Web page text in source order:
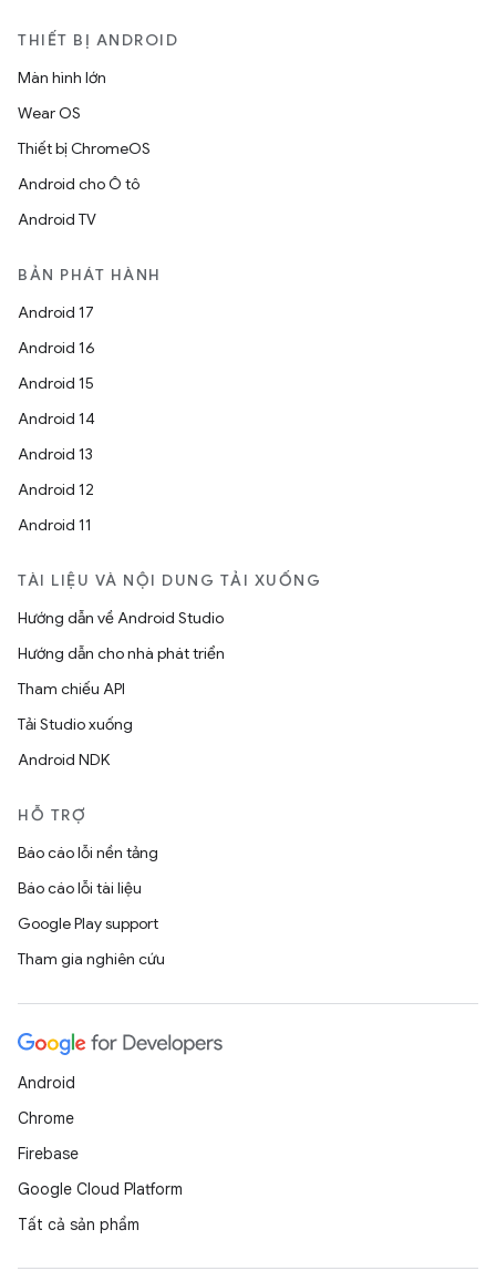
THIẾT BỊ ANDROID
Màn hình lớn
Wear OS
Thiết bị ChromeOS
Android cho Ô tô
Android TV
BẢN PHÁT HÀNH
Android 17
Android 16
Android 15
Android 14
Android 13
Android 12
Android 11
TÀI LIỆU VÀ NỘI DUNG TẢI XUỐNG
Hướng dẫn về Android Studio
Hướng dẫn cho nhà phát triển
Tham chiếu API
Tải Studio xuống
Android NDK
HỖ TRỢ
Báo cáo lỗi nền tảng
Báo cáo lỗi tài liệu
Google Play support
Tham gia nghiên cứu
Android
Chrome
Firebase
Google Cloud Platform
Tất cả sản phẩm